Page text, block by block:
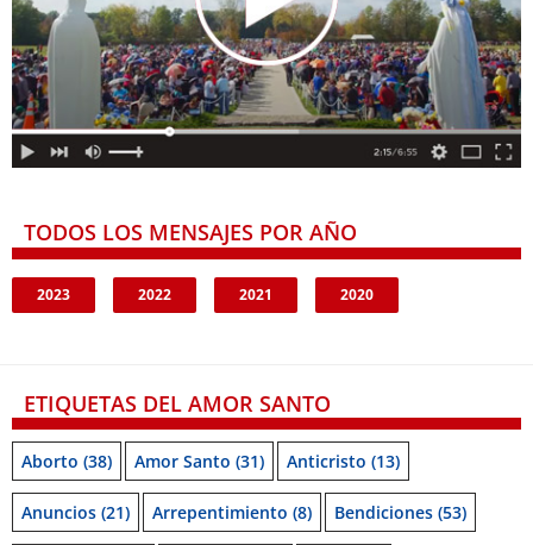
TODOS LOS MENSAJES POR AÑO
2023 2022 2021 2020
ETIQUETAS DEL AMOR SANTO
Aborto (38) Amor Santo (31) Anticristo (13)
Anuncios (21) Arrepentimiento (8) Bendiciones (53)